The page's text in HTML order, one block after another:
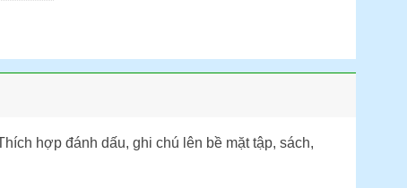
hợp đánh dấu, ghi chú lên bề mặt tập, sách,